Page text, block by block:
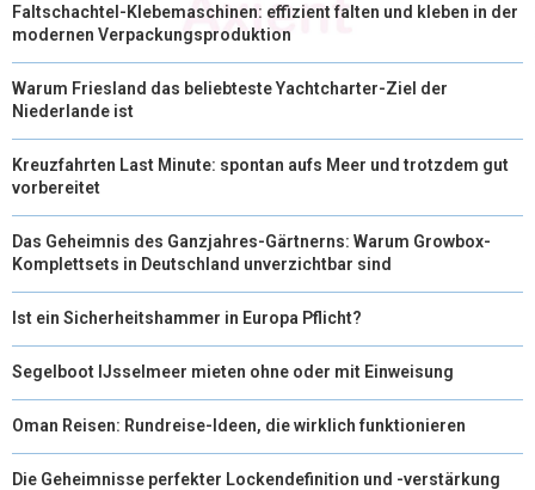
E
)
K S N
Faltschachtel-Klebemaschinen: effizient falten und kleben in der
modernen Verpackungsproduktion
Warum Friesland das beliebteste Yachtcharter-Ziel der
Niederlande ist
Kreuzfahrten Last Minute: spontan aufs Meer und trotzdem gut
vorbereitet
Das Geheimnis des Ganzjahres-Gärtnerns: Warum Growbox-
Komplettsets in Deutschland unverzichtbar sind
Ist ein Sicherheitshammer in Europa Pflicht?
Segelboot IJsselmeer mieten ohne oder mit Einweisung
Oman Reisen: Rundreise-Ideen, die wirklich funktionieren
Die Geheimnisse perfekter Lockendefinition und -verstärkung